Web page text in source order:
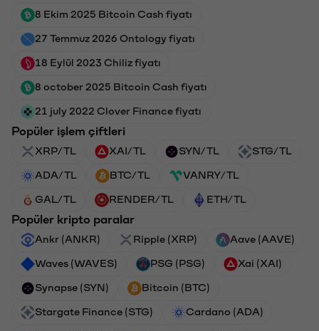
8 Ekim 2025 Bitcoin Cash fiyatı
27 Temmuz 2026 Ontology fiyatı
18 Eylül 2023 Chiliz fiyatı
8 october 2025 Bitcoin Cash fiyatı
21 july 2022 Clover Finance fiyatı
Popüler işlem çiftleri
XRP/TL XAI/TL SYN/TL STG/TL
ADA/TL BTC/TL VANRY/TL
GAL/TL RENDER/TL ETH/TL
Popüler kripto paralar
Ankr (ANKR) Ripple (XRP) Aave (AAVE)
Waves (WAVES) PSG (PSG) Xai (XAI)
Synapse (SYN) Bitcoin (BTC)
Stargate Finance (STG) Cardano (ADA)